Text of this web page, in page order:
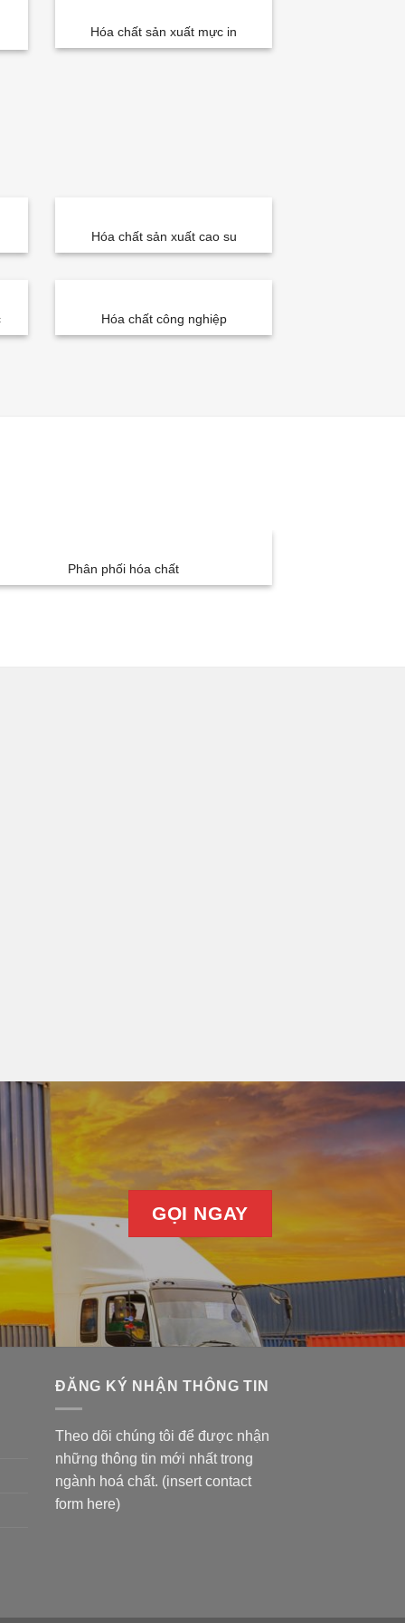
Hóa chất sản xuất mực in
Hóa chất sản xuất cao su
Hóa chất công nghiệp
Phân phối hóa chất
GỌI NGAY
ĐĂNG KÝ NHẬN THÔNG TIN
Theo dõi chúng tôi để được nhận
những thông tin mới nhất trong
ngành hoá chất. (insert contact
form here)